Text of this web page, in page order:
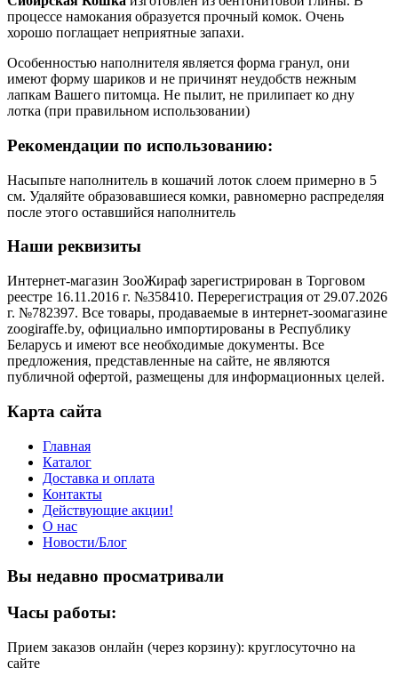
процессе намокания образуется прочный комок. Очень
хорошо поглащает неприятные запахи.
Особенностью наполнителя является форма гранул, они
имеют форму шариков и не причинят неудобств нежным
лапкам Вашего питомца. Не пылит, не прилипает ко дну
лотка (при правильном использовании)
Рекомендации по использованию:
Насыпьте наполнитель в кошачий лоток слоем примерно в 5
см. Удаляйте образовавшиеся комки, равномерно распределяя
после этого оставшийся наполнитель
Наши реквизиты
Интернет-магазин ЗооЖираф зарегистрирован в Торговом
реестре 16.11.2016 г. №358410. Перерегистрация от 29.07.2026
г. №782397. Все товары, продаваемые в интернет-зоомагазине
zoogiraffe.by, официально импортированы в Республику
Беларусь и имеют все необходимые документы. Все
предложения, представленные на сайте, не являются
публичной офертой, размещены для информационных целей.
Карта сайта
Главная
Каталог
Доставка и оплата
Контакты
Действующие акции!
О нас
Новости/Блог
Вы недавно просматривали
Часы работы:
Прием заказов онлайн (через корзину): круглосуточно на
сайте